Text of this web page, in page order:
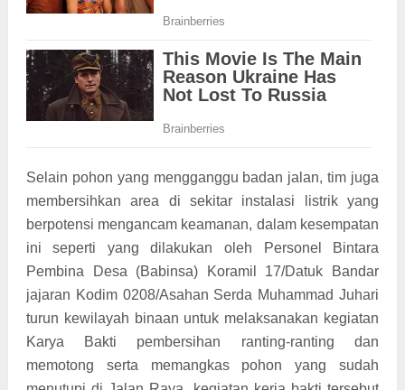
Selain pohon yang mengganggu badan jalan, tim juga
membersihkan area di sekitar instalasi listrik yang
berpotensi mengancam keamanan, dalam kesempatan
ini seperti yang dilakukan oleh Personel Bintara
Pembina Desa (Babinsa) Koramil 17/Datuk Bandar
jajaran Kodim 0208/Asahan Serda Muhammad Juhari
turun kewilayah binaan untuk melaksanakan kegiatan
Karya Bakti pembersihan ranting-ranting dan
memotong serta memangkas pohon yang sudah